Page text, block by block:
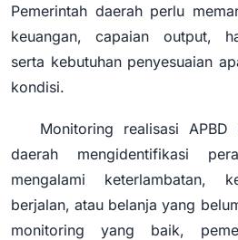
Pemerintah daerah perlu
keuangan, capaian output,
serta kebutuhan penyesuaian
kondisi.
Monitoring realisasi APBD
daerah mengidentifikasi
mengalami keterlambatan,
berjalan, atau belanja yang
monitoring yang baik,